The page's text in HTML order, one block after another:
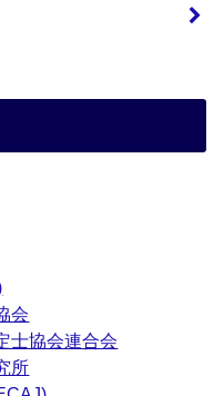
会
士協会連合会
所